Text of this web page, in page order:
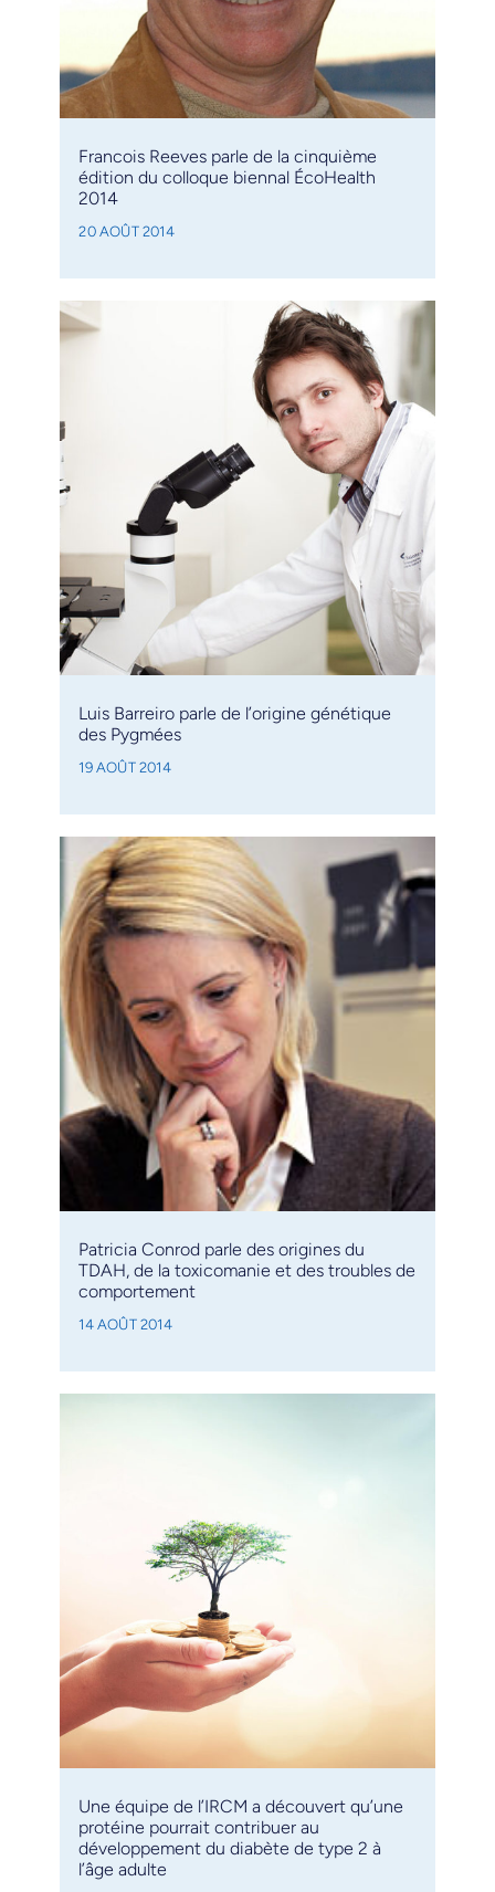
Francois Reeves parle de la cinquième
édition du colloque biennal ÉcoHealth
2014
20 AOÛT 2014
Luis Barreiro parle de l’origine génétique
des Pygmées
19 AOÛT 2014
Patricia Conrod parle des origines du
TDAH, de la toxicomanie et des troubles de
comportement
14 AOÛT 2014
Une équipe de l’IRCM a découvert qu’une
protéine pourrait contribuer au
développement du diabète de type 2 à
l’âge adulte